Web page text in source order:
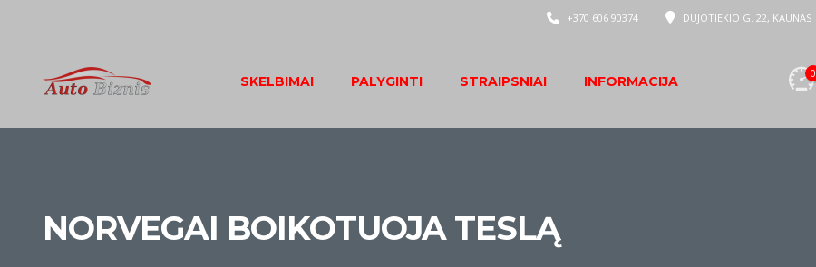
DUJOTIEKIO G. 22, KAUNAS
+370 606 90374
0
SKELBIMAI PALYGINTI STRAIPSNIAI INFORMACIJA
NORVEGAI BOIKOTUOJA TESLĄ